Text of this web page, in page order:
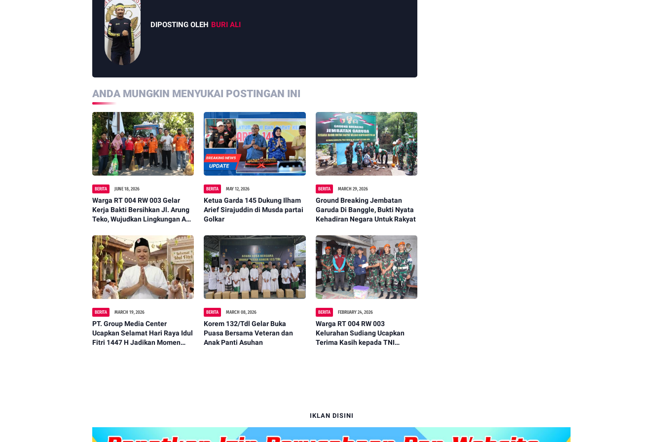
DIPOSTING OLEH BURI ALI
ANDA MUNGKIN MENYUKAI POSTINGAN INI
BERITA JUNE 18, 2026
Warga RT 004 RW 003 Gelar
Kerja Bakti Bersihkan Jl. Arung
Teko, Wujudkan Lingkungan Asri
BERITA MAY 12, 2026
Ketua Garda 145 Dukung Ilham
Arief Sirajuddin di Musda partai
Golkar
BERITA MARCH 29, 2026
Ground Breaking Jembatan
Garuda Di Banggle, Bukti Nyata
Kehadiran Negara Untuk Rakyat
BERITA MARCH 19, 2026
PT. Group Media Center
Ucapkan Selamat Hari Raya Idul
Fitri 1447 H Jadikan Momen
BERITA MARCH 08, 2026
Korem 132/Tdl Gelar Buka
Puasa Bersama Veteran dan
Anak Panti Asuhan
BERITA FEBRUARY 24, 2026
Warga RT 004 RW 003
Kelurahan Sudiang Ucapkan
Terima Kasih kepada TNI
IKLAN DISINI